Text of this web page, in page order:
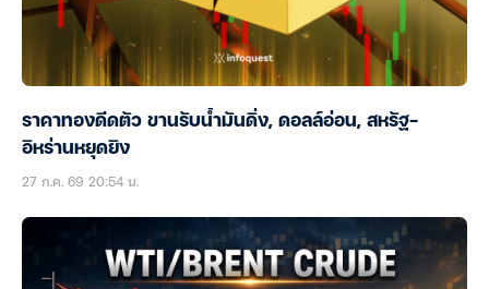
ราคาทองดีดตัว ขานรับน้ำมันดิ่ง, ดอลล์อ่อน, สหรัฐ-
อิหร่านหยุดยิง
27 ก.ค. 69 20:54 น.